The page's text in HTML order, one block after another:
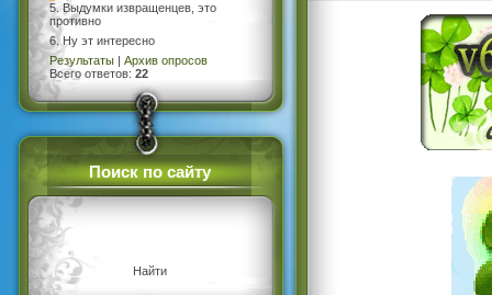
5.Выдумки извращенцев, это
противно
6. Ну эт интересно
Результаты | Архив опросов
Всего ответов: 22
Поиск по сайту